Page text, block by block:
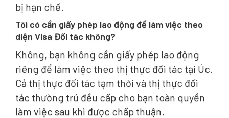
bị hạn chế.
Tôi có cần giấy phép lao động để làm việc theo
diện Visa Đối tác không?
Không, bạn không cần giấy phép lao động
riêng để làm việc theo thị thực đối tác tại Úc.
Cả thị thực đối tác tạm thời và thị thực đối
tác thường trú đều cấp cho bạn toàn quyền
làm việc sau khi được chấp thuận.